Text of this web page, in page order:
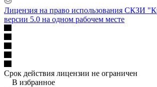
Лицензия на право использования СКЗИ
версии 5.0 на одном рабочем месте
Срок действия лицензии не ограничен
В избранное